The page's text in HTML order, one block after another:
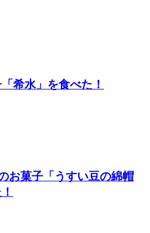
希水」を食べた！
お菓子「うすい豆の綿帽